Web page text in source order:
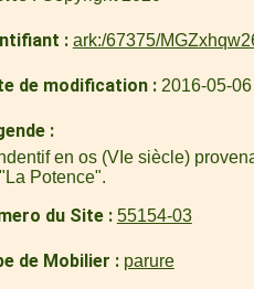
ark:/67375/
de modification 2016-05-06
en os (VIe siècle)
Potence".
du Site 55154-03
de Mobilier parure